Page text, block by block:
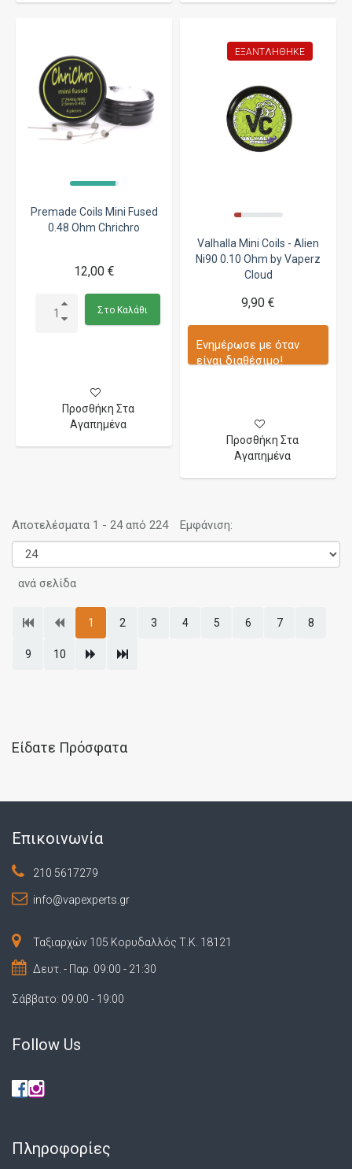
Premade Coils Mini Fused
0.48 Ohm Chrichro
12,00 €
Στο Καλάθι
Προσθήκη Στα
Αγαπημένα
ΕΞΑΝΤΛΉΘΗΚΕ
Valhalla Mini Coils - Alien
Ni90 0.10 Ohm by Vaperz
Cloud
9,90 €
Ενημέρωσε με όταν
είναι διαθέσιμο!
Προσθήκη Στα
Αγαπημένα
Αποτελέσματα 1 - 24 από 224 Εμφάνιση:
ανά σελίδα
1 2 3 4 5 6 7 8
9 10
Είδατε Πρόσφατα
Επικοινωνία
210 5617279
info@vapexperts.gr
Ταξιαρχών 105 Κορυδαλλός Τ.Κ. 18121
Δευτ. - Παρ. 09:00 - 21:30
Σάββατο: 09:00 - 19:00
Follow Us
Πληροφορίες